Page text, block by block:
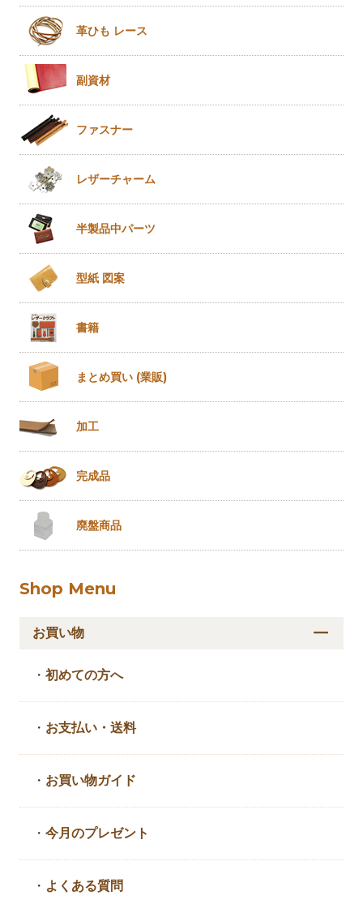
革ひも レース
副資材
ファスナー
レザーチャーム
半製品中パーツ
型紙 図案
書籍
まとめ買い (業販)
加工
完成品
廃盤商品
Shop Menu
お買い物
・初めての方へ
・ お支払い・送料
・ お買い物ガイド
・今月のプレゼント
・ よくある質問